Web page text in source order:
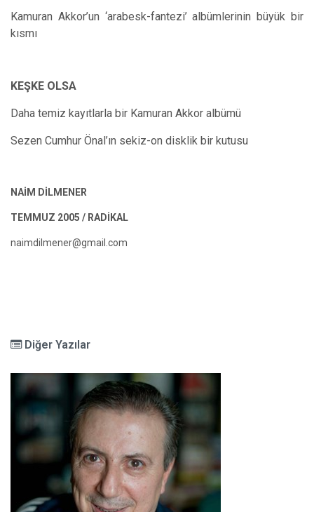
Kamuran Akkor’un ‘arabesk-fantezi’ albümlerinin büyük bir
kısmı
KEŞKE OLSA
Daha temiz kayıtlarla bir Kamuran Akkor albümü
Sezen Cumhur Önal’ın sekiz-on disklik bir kutusu
NAİM DİLMENER
TEMMUZ 2005 / RADİKAL
naimdilmener@gmail.com
Diğer Yazılar